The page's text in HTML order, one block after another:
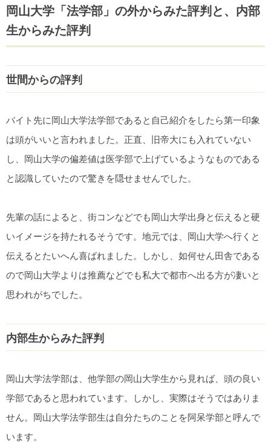
岡山大学「法学部」の外からみた評判と、内部
生からみた評判
世間からの評判
バイト先に岡山大学法学部であると自己紹介をしたら第一印象
は頭がいいと言われました。正直、旧帝大にも入れていない
し、岡山大学の偏差値は医学部で上げているようなものである
と認識していたので驚きを隠せませんでした。
先輩の話によると、街コンなどでも岡山大学出身と伝えると硬
いイメージを持たれるそうです。地元では、岡山大学へ行くと
伝えるとたいへん喜ばれました。しかし、如何せん田舎である
ので岡山大学よりは推薦などでも私大で都市へ出る方が凄いと
思われがちでした。
内部生からみた評判
岡山大学法学部は、他学部の岡山大学生から見れば、頭の良い
学部であると思われています。しかし、実際はそうではありま
せん。岡山大学法学部生は自分たちのことを阿呆学部と呼んで
います。